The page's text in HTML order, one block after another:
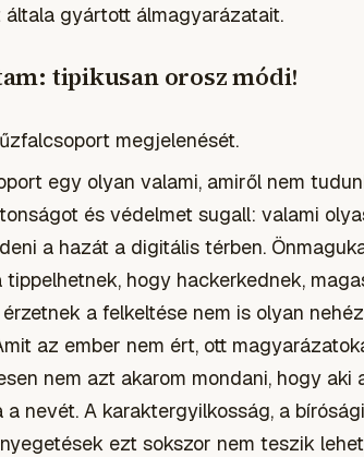
általa gyártott álmagyarázatait.
tipikusan orosz módi!
megjelenését.
egy olyan valami, amiről nem
és védelmet sugall: valami
a hazát a digitális térben.
tippelhetnek, hogy hackerkednek,
a felkeltése nem is olyan
az ember nem ért, ott
nem azt akarom mondani, hogy
nevét. A karaktergyilkosság, a
ezt sokszor nem teszik